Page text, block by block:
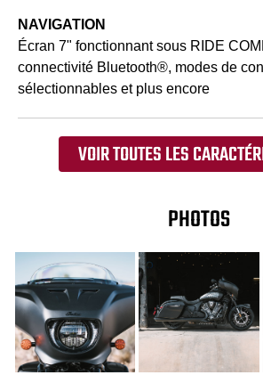
NAVIGATION
Écran 7" fonctionnant sous RIDE
connectivité Bluetooth®, modes de
sélectionnables et plus encore
VOIR TOUTES LES
PHOTOS